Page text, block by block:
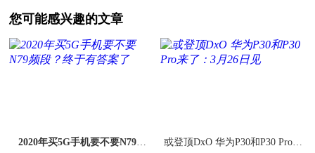
您可能感兴趣的文章
2020年买5G手机要不要N79频
或登顶DxO 华为P30和P30 Pro来